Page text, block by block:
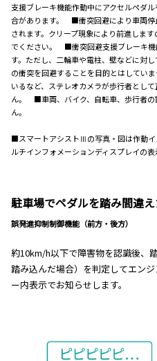
支援ブレーキ機能作動中にアクセルペダ
合があります。 ■衝突回避により車両停
されます。クリープ現象により前進しま
でください。 ■衝突回避支援ブレーキ機
す。ただし、二輪車や電柱、壁などに対
の衝突を回避することを目的とはして
いるなど、ステレオカメラが歩行者とし
ん。 ■車両、バイク、自転車、歩行者の
ん。
■スマートアシストⅢの写真・図は作動
ルチインフォメーションディスプレイの表
駐車場でペダルを踏み間違
誤発進抑制制御機能（前方・後方）
約10km/h以下で障害物を認識後、
踏み込んだ場合）を判定してエン
ー内表示でお知らせします。